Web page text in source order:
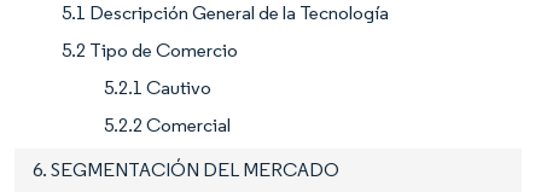
5.1 Descripción General de la Tecnología
5.2 Tipo de Comercio
5.2.1 Cautivo
5.2.2 Comercial
6. SEGMENTACIÓN DEL MERCADO